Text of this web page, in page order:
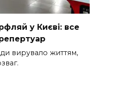
у Києві: все
вирувало життям,